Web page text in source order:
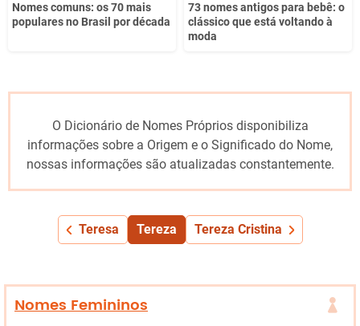
Nomes comuns: os 70 mais
populares no Brasil por década
73 nomes antigos para bebê: o
clássico que está voltando à
moda
O Dicionário de Nomes Próprios disponibiliza
informações sobre a Origem e o Significado do Nome,
nossas informações são atualizadas constantemente.
Teresa Tereza Tereza Cristina
Nomes Femininos